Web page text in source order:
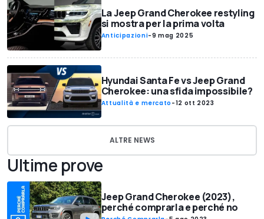
La Jeep Grand Cherokee restyling
si mostra per la prima volta
Anticipazioni-9 mag 2025
Hyundai Santa Fe vs Jeep Grand
Cherokee: una sfida impossibile?
Attualità e mercato -12 ott 2023
ALTRE NEWS
Ultime prove
Jeep Grand Cherokee (2023),
perché comprarla e perché no